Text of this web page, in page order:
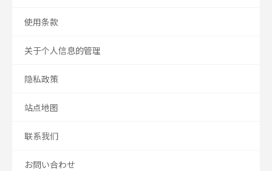
使用条款
关于个人信息的管理
隐私政策
站点地图
联系我们
お問い合わせ